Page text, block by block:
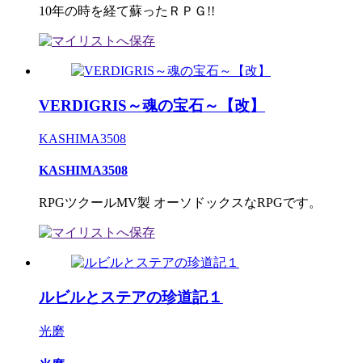
10年の時を経て蘇ったＲＰＧ!!
VERDIGRIS～魂の宝石～【改】
KASHIMA3508
KASHIMA3508
RPGツクールMV製 オーソドックスなRPGです。
ルビルとステアの珍道記１
光磨